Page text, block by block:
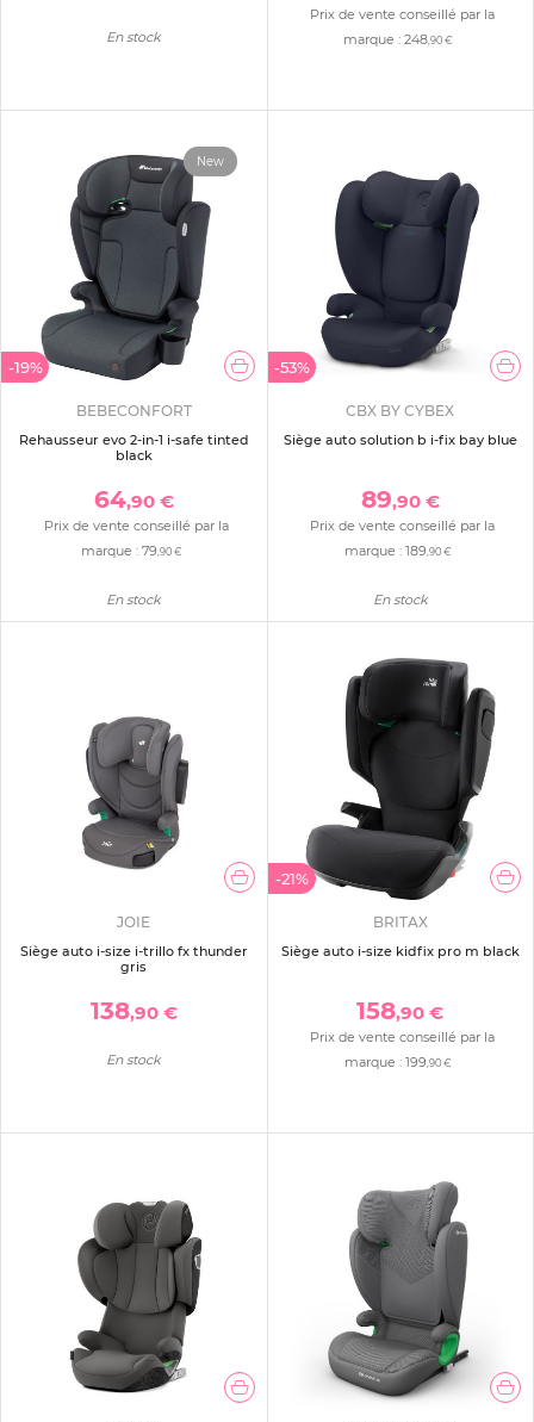
En stock
Prix de vente conseillé par la
marque : 248,90 €
-19%
New
BEBECONFORT
Rehausseur evo 2-in-1 i-safe tinted
black
64,90 €
Prix de vente conseillé par la
marque : 79,90 €
En stock
-53%
CBX BY CYBEX
Siège auto solution b i-fix bay blue
89,90 €
Prix de vente conseillé par la
marque : 189,90 €
En stock
JOIE
Siège auto i-size i-trillo fx thunder
gris
138,90 €
En stock
-21%
BRITAX
Siège auto i-size kidfix pro m black
158,90 €
Prix de vente conseillé par la
marque : 199 ,90 €